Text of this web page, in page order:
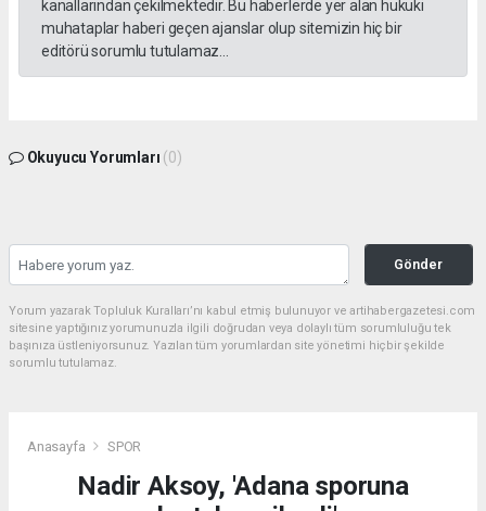
kanallarından çekilmektedir. Bu haberlerde yer alan hukuki
muhataplar haberi geçen ajanslar olup sitemizin hiç bir
editörü sorumlu tutulamaz...
Okuyucu Yorumları (0)
Gönder
Yorum yazarak Topluluk Kuralları’nı kabul etmiş bulunuyor ve artihabergazetesi.com
sitesine yaptığınız yorumunuzla ilgili doğrudan veya dolaylı tüm sorumluluğu tek
başınıza üstleniyorsunuz. Yazılan tüm yorumlardan site yönetimi hiçbir şekilde
sorumlu tutulamaz.
Anasayfa SPOR
Nadir Aksoy, 'Adana sporuna